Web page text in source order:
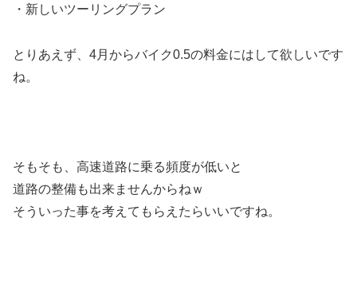
・新しいツーリングプラン
とりあえず、4月からバイク0.5の料金にはして欲しいです
ね。
そもそも、高速道路に乗る頻度が低いと
道路の整備も出来ませんからねｗ
そういった事を考えてもらえたらいいですね。